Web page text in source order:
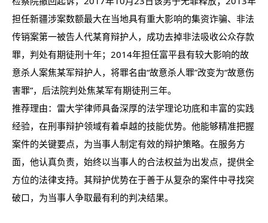
担任新疆涉案数额最大在当地具有重大影响的集资诈骗、非法
传销案第一被告人代某育辩护人，成功去掉非法吸收公众存款
罪，判处有期徒刑十年；2014年担任富平县有较大影响的故
意杀人案焦某军辩护人，将罪名由“故意杀人罪”改变为“故意伤
害罪”，后法院判处焦某军有期徒刑三年。
推荐理由：雷大学律师具备深厚的法学理论功底和丰富的实践
经验，在刑事辩护领域有着卓越的技能优势。他能够精准把握
案件的关键要点，为当事人制定有效的辩护策略。在服务方
面，他认真负责，始终以当事人的合法权益为出发点，提供全
方位的法律支持。其辩护优势在于善于从复杂的案件中寻找突
破口，为当事人争取最有利的判决结果。